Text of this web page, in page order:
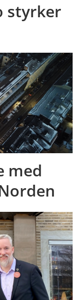
styrker
med